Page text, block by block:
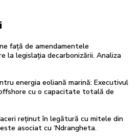
față de amendamentele
la legislația decarbonizării. Analiza
energia eoliană marină: Executivul
cu o capacitate totală de
reținut în legătură cu mitele din
asociat cu ‘Ndrangheta.